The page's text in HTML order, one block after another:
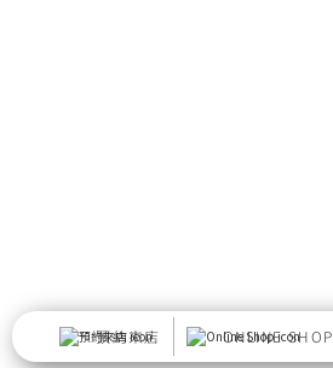
預約來店 ONLINE SHOP